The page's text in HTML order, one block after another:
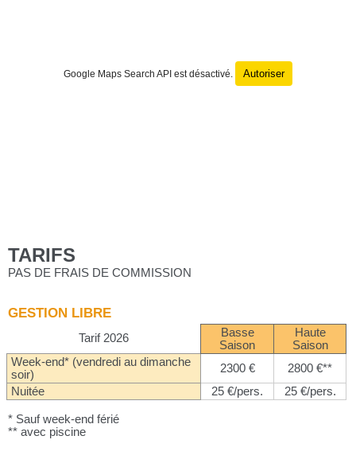
Google Maps Search API est désactivé. Autoriser
TARIFS
PAS DE FRAIS DE COMMISSION
GESTION LIBRE
Tarif 2026
Basse
Saison
Haute
Saison
Week-end* (vendredi au dimanche
soir)
2300 €
2800 €**
Nuitée
25 €/pers. 25 €/pers.
* Sauf week-end férié
** avec piscine